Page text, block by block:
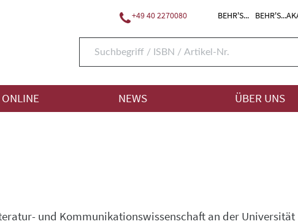
+49 40 2270080 BEHR'S...
ONLINE NEWS ÜBER UNS
und Kommunikationswissenschaft an der